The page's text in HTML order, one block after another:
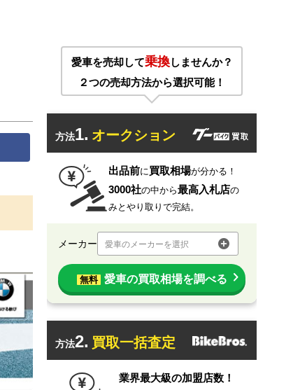
愛車を売却して乗換しませんか？
２つの売却方法から選択可能！
方法1. オークション
出品前に買取相場が分かる！
3000社の中から最高入札店の
みとやり取りで完結。
メーカー 愛車のメーカーを選択
無料 愛車の買取相場を調べる
方法2. 買取一括査定
業界最大級の加盟店数！